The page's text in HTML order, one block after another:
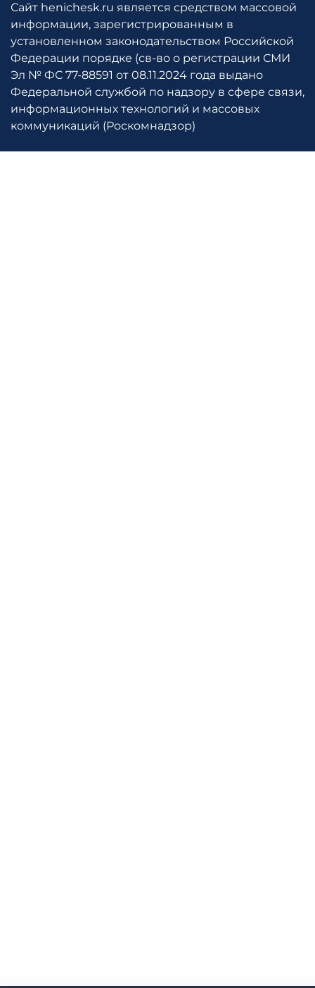
Сайт henichesk.ru является средством массовой
информации, зарегистрированным в
установленном законодательством Российской
Федерации порядке (св-во о регистрации СМИ
Эл № ФС 77-88591 от 08.11.2024 года выдано
Федеральной службой по надзору в сфере связи,
информационных технологий и массовых
коммуникаций (Роскомнадзор)